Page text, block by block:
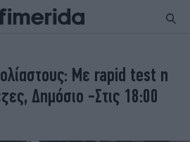
ΕΛΛΑΔΑ
ΚΟΣΜΟΣ
Με rapid test η
Δημόσιο -Στις 18:00